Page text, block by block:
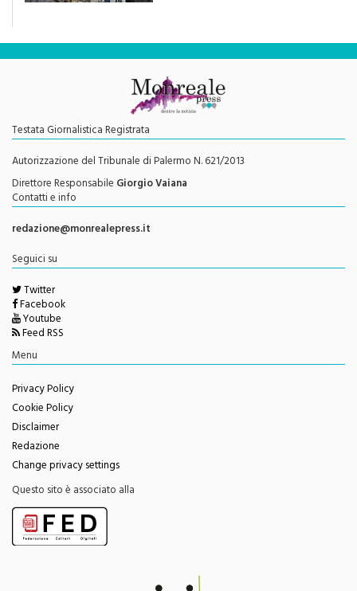
Testata Giornalistica Registrata
Autorizzazione del Tribunale di Palermo N. 621/2013
Direttore ResponsabileGiorgio Vaiana
Contatti e info
redazione@monrealepress.it
Twitter
Facebook
Youtube
Feed RSS
Menu
Privacy Policy
Cookie Policy
Disclaimer
Redazione
Change privacy settings
Questo sito è associato alla